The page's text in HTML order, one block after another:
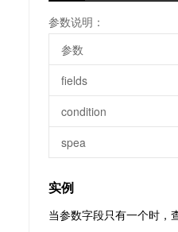
参数说明：
参数
fields
condition
spea
实例
当参数字段只有一个时，